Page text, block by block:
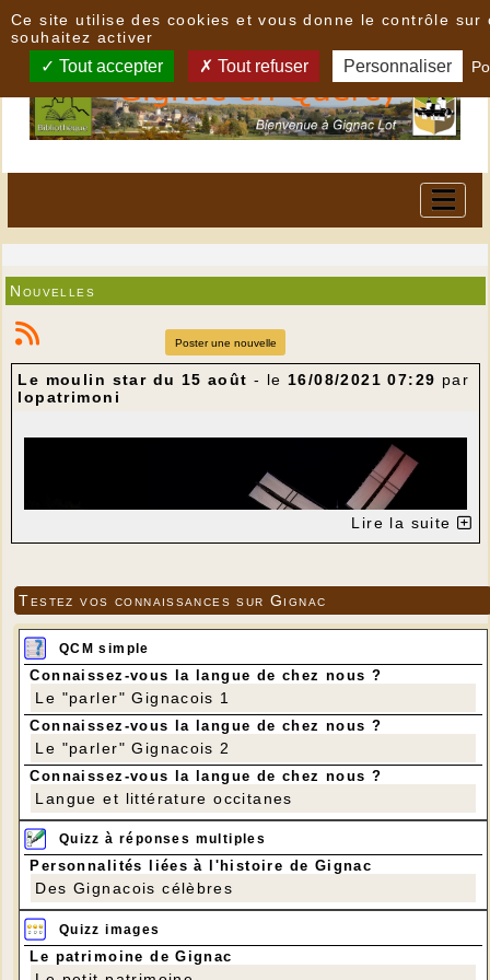
Nouvelles
Poster une nouvelle
Le moulin star du 15 août - le 16/08/2021 07:29 par
lopatrimoni
Photo Suzanne Delpech
Dimanche soir le site du moulin a retrouvé son
calme. Au cours de la journée plusieurs centaines
de personnes se sont succédé sur le Pech des
Eoules, venues assister au spectacle d'un moulin à
vent en mouvement avec ses huit voiles déployées.
Après contrôle du pass sanitaire 74 adultes et 26
enfants ont pu entrer, masqués, dans le moulin pour
une visite commentée et une démonstration de
mouture. Le contrôle des pass sanitaires s'est
déroulé dans la plus grande courtoisie. Finalement
Lire la suite
Testez vos connaissances sur Gignac
QCM simple
Connaissez-vous la langue de chez nous ?
Le "parler" Gignacois 1
Connaissez-vous la langue de chez nous ?
Le "parler" Gignacois 2
Connaissez-vous la langue de chez nous ?
Langue et littérature occitanes
Quizz à réponses multiples
Personnalités liées à l'histoire de Gignac
Des Gignacois célèbres
Quizz images
Le patrimoine de Gignac
Ce site utilise des cookies et vous donne le contrôle sur
souhaitez activer
Tout accepter Tout refuser Personnaliser